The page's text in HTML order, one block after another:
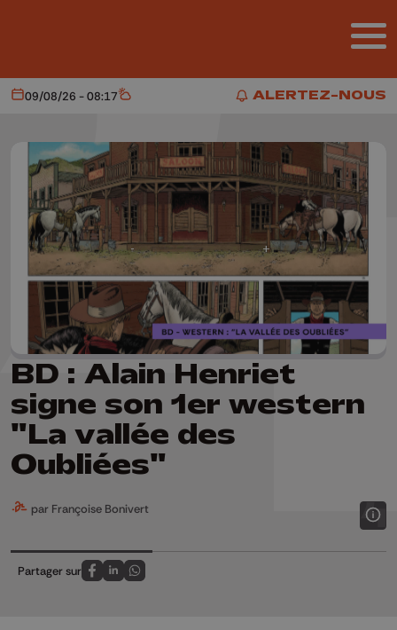
ALERTEZ-NOUS
ALERTEZ-NOUS
Aujourd'hui
09/08/26 - 08:17 Météo
BD : Alain Henriet
signe son 1er western
"La vallée des
Oubliées"
par Françoise Bonivert
Partager sur
Partagez sur FaceBook
Partagez sur LinkedIn
Partagez sur Whatsapp